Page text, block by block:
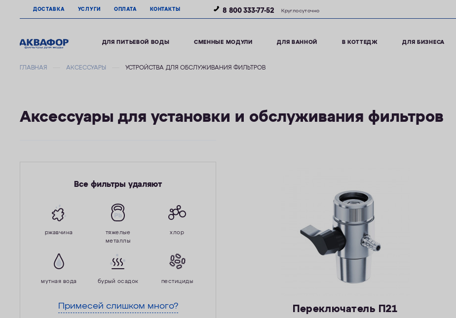
ДОСТАВКА УСЛУГИ ОПЛАТА КОНТАКТЫ 8 800 333-77-52 Круглосуточно
ДЛЯ ПИТЬЕВОЙ ВОДЫ СМЕННЫЕ МОДУЛИ ДЛЯ ВАННОЙ В КОТТЕДЖ ДЛЯ БИЗНЕСА
ГЛАВНАЯ АКСЕССУАРЫ УСТРОЙСТВА ДЛЯ ОБСЛУЖИВАНИЯ ФИЛЬТРОВ
Аксессуары для установки и обслуживания фильтров
Все фильтры удаляют
ржавчина
тяжелые
металлы
хлор
мутная вода бурый осадок пестициды
Примесей слишком много? Переключатель П21